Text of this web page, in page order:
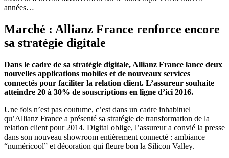
années…
Marché : Allianz France renforce encore
sa stratégie digitale
Dans le cadre de sa stratégie digitale, Allianz France lance deux
nouvelles applications mobiles et de nouveaux services
connectés pour faciliter la relation client. L’assureur souhaite
atteindre 20 à 30% de souscriptions en ligne d’ici 2016.
Une fois n’est pas coutume, c’est dans un cadre inhabituel
qu’Allianz France a présenté sa stratégie de transformation de la
relation client pour 2014. Digital oblige, l’assureur a convié la presse
dans son nouveau showroom entièrement connecté : ambiance
“numéricool” et décoration qui fleure bon la Silicon Valley.